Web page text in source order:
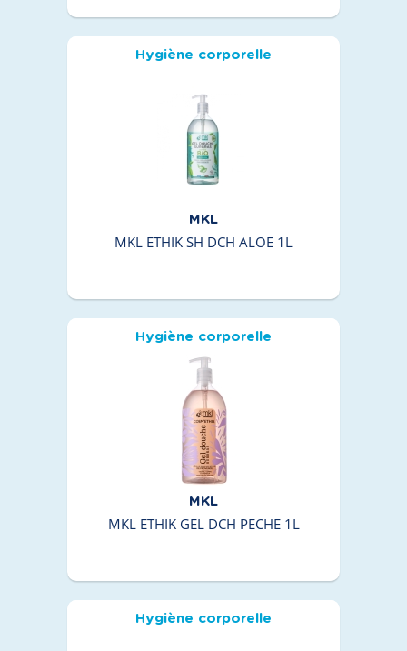
Hygiène corporelle
MKL
MKL ETHIK SH DCH ALOE 1L
Hygiène corporelle
MKL
MKL ETHIK GEL DCH PECHE 1L
Hygiène corporelle